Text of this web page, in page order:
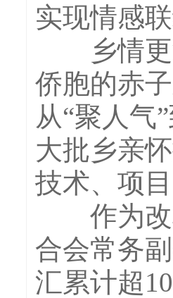
实现情感
乡情更
侨胞的赤
从“聚人气
大批乡亲
技术、项
作为改
合会常务
汇累计超